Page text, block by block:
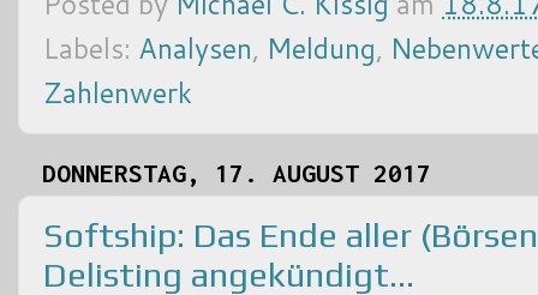
Labels: Analysen, Meldung,
Zahlenwerk
DONNERSTAG, 17. AUGUST 2017
Softship: Das Ende aller
Delisting angekündigt...